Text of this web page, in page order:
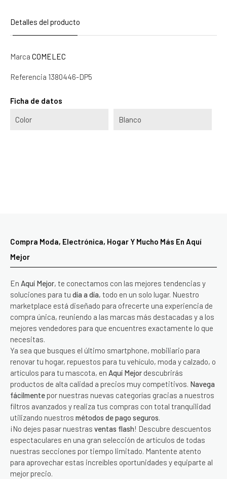
Detalles del producto
Marca COMELEC
Referencia 1380446-DP5
Ficha de datos
Color Blanco
Compra Moda, Electrónica, Hogar Y Mucho Más En Aquí
Mejor
En Aquí Mejor, te conectamos con las mejores tendencias y
soluciones para tu día a día, todo en un solo lugar. Nuestro
marketplace está diseñado para ofrecerte una experiencia de
compra única, reuniendo a las marcas más destacadas y a los
mejores vendedores para que encuentres exactamente lo que
necesitas.
Ya sea que busques el último smartphone, mobiliario para
renovar tu hogar, repuestos para tu vehículo, moda y calzado, o
artículos para tu mascota, en Aquí Mejor descubrirás
productos de alta calidad a precios muy competitivos. Navega
fácilmente por nuestras nuevas categorías gracias a nuestros
filtros avanzados y realiza tus compras con total tranquilidad
utilizando nuestros métodos de pago seguros.
¡No dejes pasar nuestras ventas flash! Descubre descuentos
espectaculares en una gran selección de artículos de todas
nuestras secciones por tiempo limitado. Mantente atento
para aprovechar estas increíbles oportunidades y equiparte al
mejor precio.